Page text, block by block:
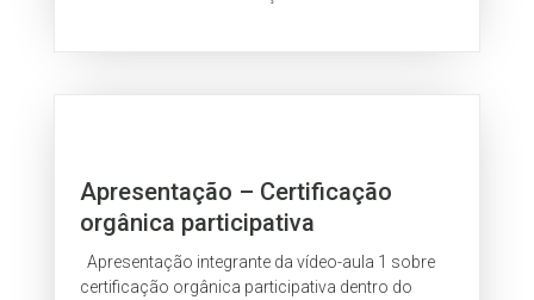
Apresentação – Certificação
orgânica participativa
Apresentação integrante da vídeo-aula 1 sobre
certificação orgânica participativa dentro do